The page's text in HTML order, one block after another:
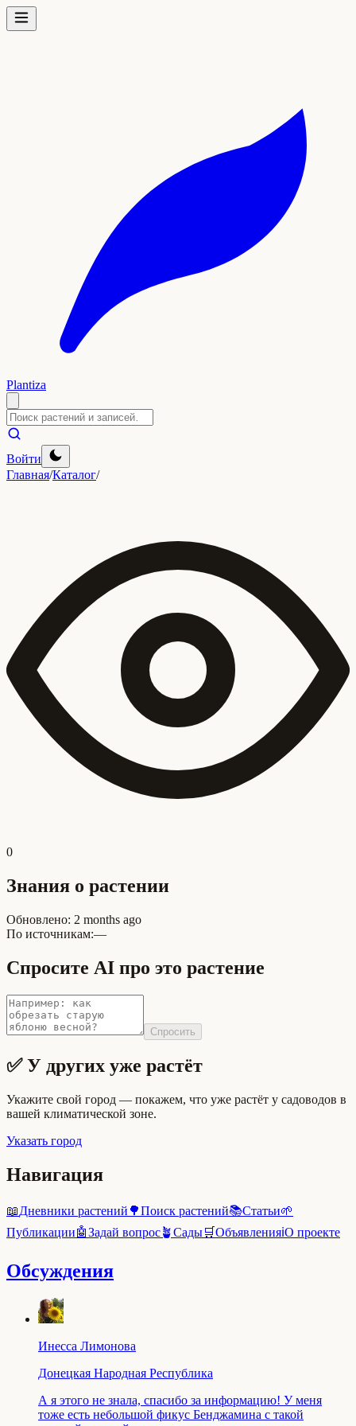
Plantiza
Войти
Главная/Каталог/
0
Знания о растении
Обновлено: 2 months ago
По источникам:—
Спросите AI про это растение
Спросить
✅ У других уже растёт
Укажите свой город — покажем, что уже растёт у садоводов в
вашей климатической зоне.
Указать город
Навигация
📖Дневники растений 🌳Поиск растений📚Статьи🌱
Публикации🤖Задай вопрос🪴Сады🛒Объявленияℹ️О проекте
Обсуждения
Инесса Лимонова
Донецкая Народная Республика
А я этого не знала, спасибо за информацию! У меня
тоже есть небольшой фикус Бенджамина с такой